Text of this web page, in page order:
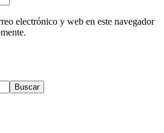
electrónico y web en este navegador
Buscar